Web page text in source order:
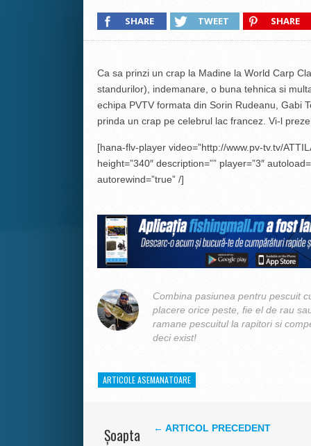
SHARE TWEET SHARE
Ca sa prinzi un crap la Madine la World Carp
standurilor), indemanare, o buna tehnica si
echipa PVTV formata din Sorin Rudeanu, Gabi
prinda un crap pe celebrul lac francez. Vi-l
[hana-flv-player video=”http://www.pv-tv.tv/
height=”340″ description=”” player=”3″
autorewind=”true” /]
Combina pasiunea pentru pescuit
placere orice peste, fie el de rau
ramane pescuitul la rapitori si
deci exist!
ARTICOLE ASEMANATOARE
← ARTICOL PRECEDENT
Şoapta